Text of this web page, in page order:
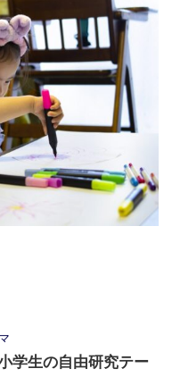
学生の自由研究テー